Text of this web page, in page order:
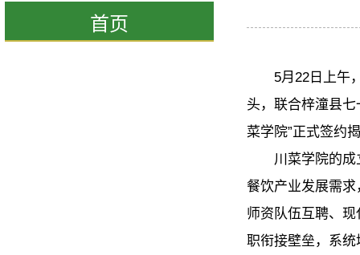
首页
5月22日上午
头，联合梓潼县
菜学院”正式签约
川菜学院的
餐饮产业发展需
师资队伍互聘、
职衔接壁垒，系